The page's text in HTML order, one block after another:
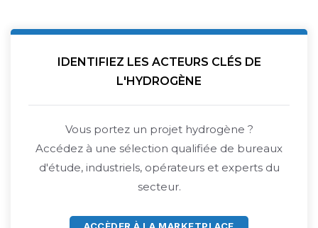
IDENTIFIEZ LES ACTEURS CLÉS DE
L'HYDROGÈNE
Vous portez un projet hydrogène ?
Accédez à une sélection qualifiée de bureaux
d'étude, industriels, opérateurs et experts du
secteur.
ACCÈDER À LA MARKETPLACE